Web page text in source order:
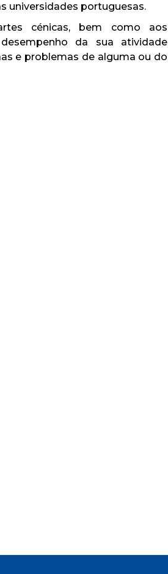
universidades portuguesas.
cénicas, bem como aos
da sua atividade
e problemas de alguma ou do